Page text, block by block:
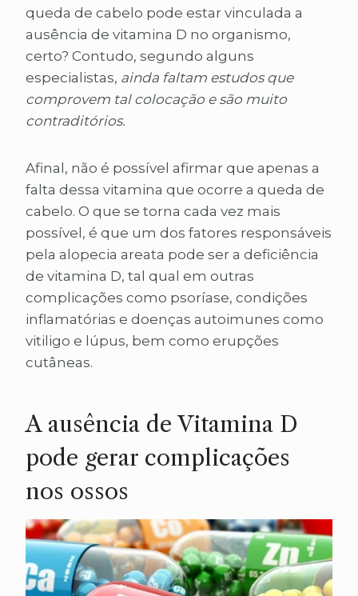
queda de cabelo pode estar vinculada a
ausência de vitamina D no organismo,
certo? Contudo, segundo alguns
especialistas, ainda faltam estudos que
comprovem tal colocação e são muito
contraditórios.
Afinal, não é possível afirmar que apenas a
falta dessa vitamina que ocorre a queda de
cabelo. O que se torna cada vez mais
possível, é que um dos fatores responsáveis
pela alopecia areata pode ser a deficiência
de vitamina D, tal qual em outras
complicações como psoríase, condições
inflamatórias e doenças autoimunes como
vitiligo e lúpus, bem como erupções
cutâneas.
A ausência de Vitamina D
pode gerar complicações
nos ossos